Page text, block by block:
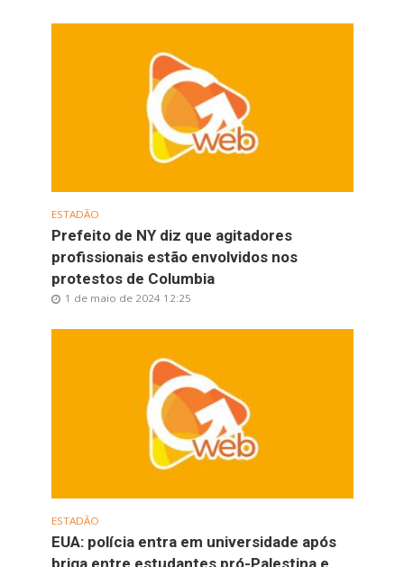
ESTADÃO
Prefeito de NY diz que agitadores
profissionais estão envolvidos nos
protestos de Columbia
1 de maio de 2024 12:25
ESTADÃO
EUA: polícia entra em universidade após
briga entre estudantes pró-Palestina e